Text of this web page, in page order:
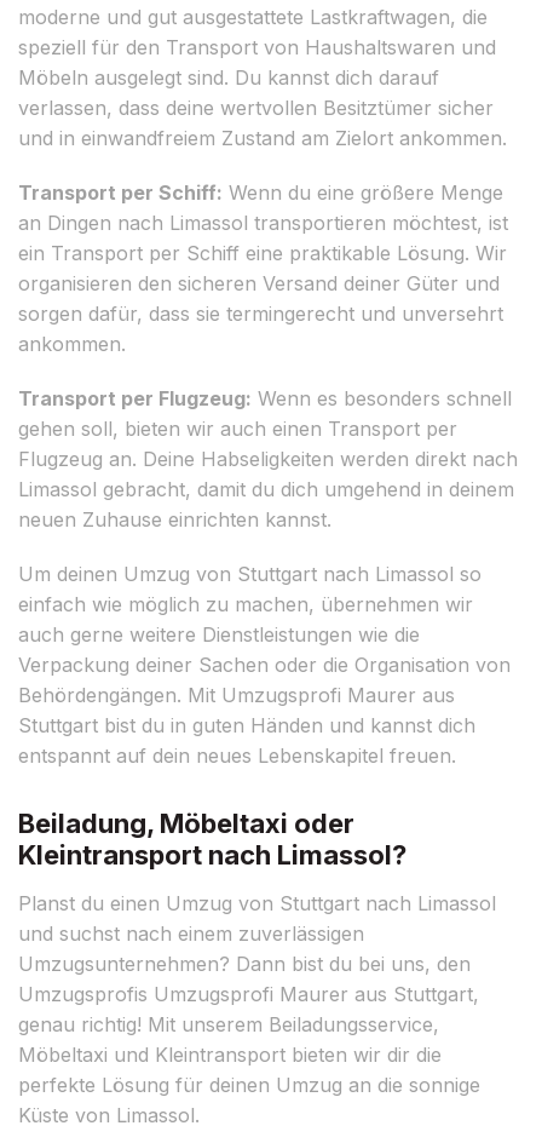
moderne und gut ausgestattete Lastkraftwagen, die
speziell für den Transport von Haushaltswaren und
Möbeln ausgelegt sind. Du kannst dich darauf
verlassen, dass deine wertvollen Besitztümer sicher
und in einwandfreiem Zustand am Zielort ankommen.
Transport per Schiff: Wenn du eine größere Menge
an Dingen nach Limassol transportieren möchtest, ist
ein Transport per Schiff eine praktikable Lösung. Wir
organisieren den sicheren Versand deiner Güter und
sorgen dafür, dass sie termingerecht und unversehrt
ankommen.
Transport per Flugzeug: Wenn es besonders schnell
gehen soll, bieten wir auch einen Transport per
Flugzeug an. Deine Habseligkeiten werden direkt nach
Limassol gebracht, damit du dich umgehend in deinem
neuen Zuhause einrichten kannst.
Um deinen Umzug von Stuttgart nach Limassol so
einfach wie möglich zu machen, übernehmen wir
auch gerne weitere Dienstleistungen wie die
Verpackung deiner Sachen oder die Organisation von
Behördengängen. Mit Umzugsprofi Maurer aus
Stuttgart bist du in guten Händen und kannst dich
entspannt auf dein neues Lebenskapitel freuen.
Beiladung, Möbeltaxi oder
Kleintransport nach Limassol?
Planst du einen Umzug von Stuttgart nach Limassol
und suchst nach einem zuverlässigen
Umzugsunternehmen? Dann bist du bei uns, den
Umzugsprofis Umzugsprofi Maurer aus Stuttgart,
genau richtig! Mit unserem Beiladungsservice,
Möbeltaxi und Kleintransport bieten wir dir die
perfekte Lösung für deinen Umzug an die sonnige
Küste von Limassol.